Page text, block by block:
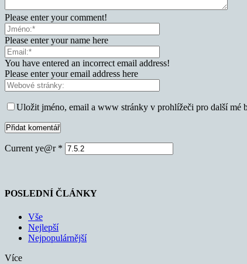
Please enter your comment!
Please enter your name here
You have entered an incorrect email address!
Please enter your email address here
Uložit jméno, email a www stránky v prohlížeči pro další mé
Current ye@r *
POSLEDNÍ ČLÁNKY
Vše
Nejlepší
Nejpopulárnější
Více